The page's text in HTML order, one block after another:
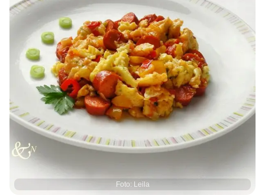
Foto: Leila